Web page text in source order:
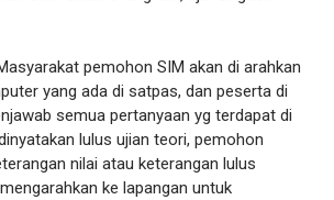
pemohon SIM akan di arahkan
yang ada di satpas, dan peserta di
semua pertanyaan yg terdapat di
lulus ujian teori, pemohon
nilai atau keterangan lulus
ke lapangan untuk